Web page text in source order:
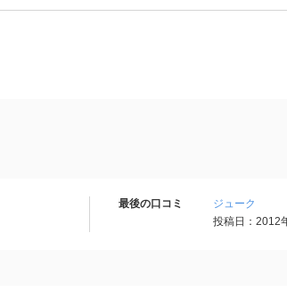
最後の口コミ
ジューク
投稿日：2012